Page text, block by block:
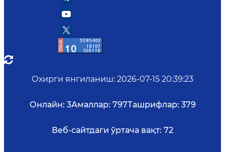
Охирги янгиланиш: 2026-07-15 20:39:23
Онлайн: 3Амаллар: 797Ташрифлар: 379
Веб-сайтдаги ўртача вақт: 72